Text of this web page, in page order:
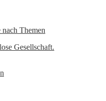
Themen
Gesellschaft.